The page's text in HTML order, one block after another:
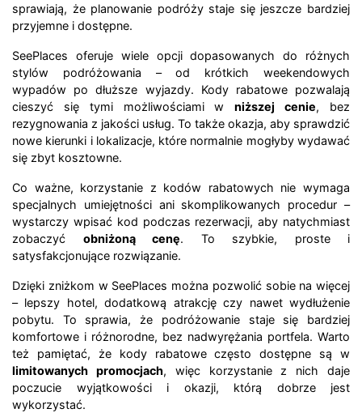
sprawiają, że planowanie podróży staje się jeszcze bardziej
przyjemne i dostępne.
SeePlaces oferuje wiele opcji dopasowanych do różnych
stylów podróżowania – od krótkich weekendowych
wypadów po dłuższe wyjazdy. Kody rabatowe pozwalają
cieszyć się tymi możliwościami wniższej cenie, bez
rezygnowania z jakości usług. To także okazja, aby sprawdzić
nowe kierunki i lokalizacje, które normalnie mogłyby wydawać
się zbyt kosztowne.
Co ważne, korzystanie z kodów rabatowych nie wymaga
specjalnych umiejętności ani skomplikowanych procedur –
wystarczy wpisać kod podczas rezerwacji, aby natychmiast
zobaczyć obniżoną cenę. To szybkie, proste i
satysfakcjonujące rozwiązanie.
Dzięki zniżkom w SeePlaces można pozwolić sobie na więcej
– lepszy hotel, dodatkową atrakcję czy nawet wydłużenie
pobytu. To sprawia, że podróżowanie staje się bardziej
komfortowe i różnorodne, bez nadwyrężania portfela. Warto
też pamiętać, że kody rabatowe często dostępne są w
limitowanych promocjach, więc korzystanie z nich daje
poczucie wyjątkowości i okazji, którą dobrze jest
wykorzystać.